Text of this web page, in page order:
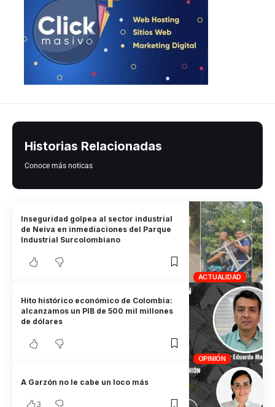
Historias Relacionadas
Conoce más noticas
ACTUALIDAD
Inseguridad golpea al sector industrial
de Neiva en inmediaciones del Parque
Industrial Surcolombiano
OPINIÓN
Hito histórico económico de Colombia:
alcanzamos un PIB de 500 mil millones
de dólares
A Garzón no le cabe un loco más
3